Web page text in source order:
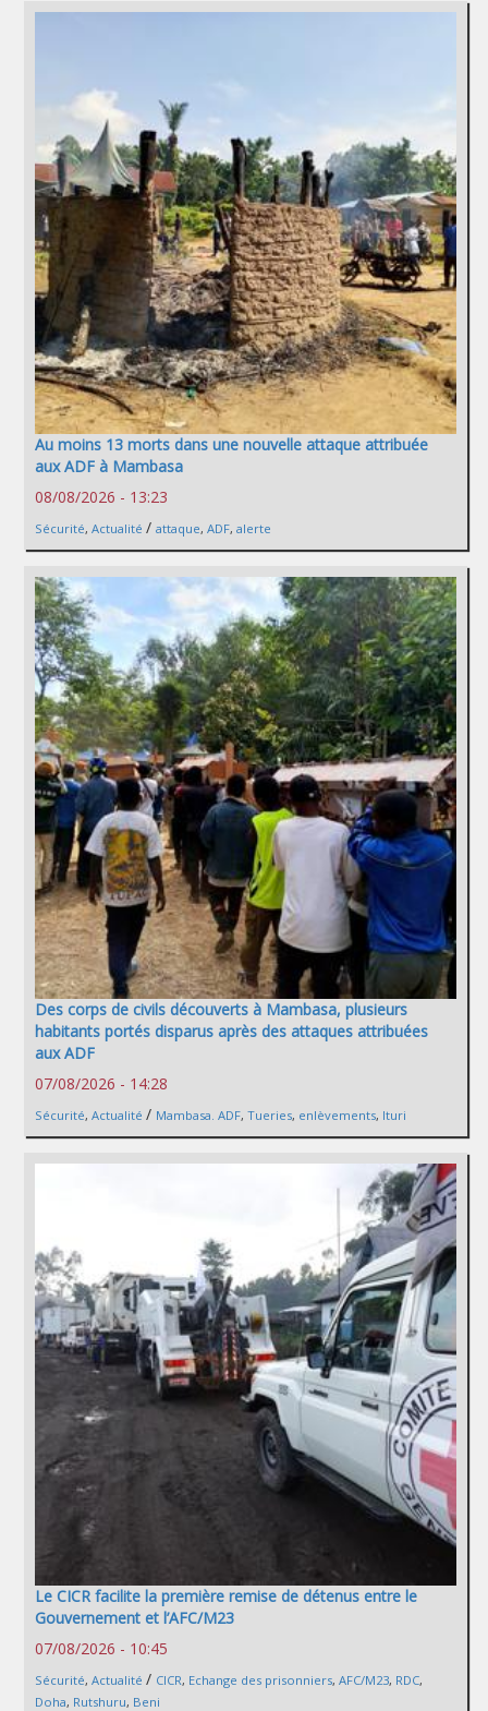
Au moins 13 morts dans une nouvelle attaque attribuée
aux ADF à Mambasa
08/08/2026 - 13:23
Sécurité, Actualité / attaque, ADF, alerte
Des corps de civils découverts à Mambasa, plusieurs
habitants portés disparus après des attaques attribuées
aux ADF
07/08/2026 - 14:28
Sécurité, Actualité / Mambasa. ADF, Tueries, enlèvements, Ituri
Le CICR facilite la première remise de détenus entre le
Gouvernement et l’AFC/M23
07/08/2026 - 10:45
Sécurité, Actualité / CICR, Echange des prisonniers, AFC/M23, RDC,
Doha, Rutshuru, Beni